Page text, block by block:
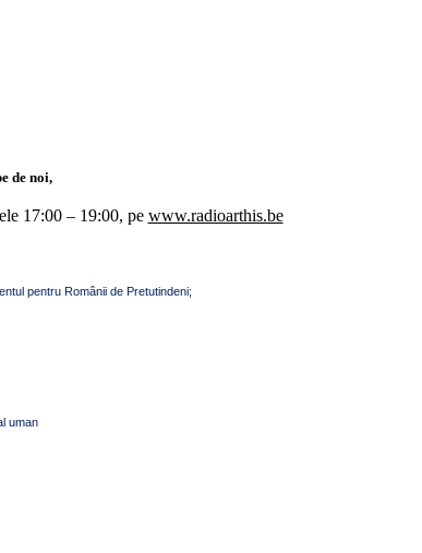
de noi,
17:00 – 19:00, pe www.radioarthis.be
pentru Românii de Pretutindeni;
uman